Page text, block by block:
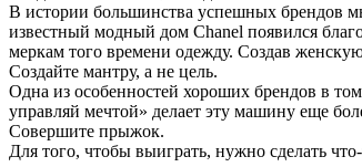
В истории большинства успешных брендов
известный модный дом Chanel появился
меркам того времени одежду. Создав
Создайте мантру, а не цель.
Одна из особенностей хороших брендов в
управляй мечтой» делает эту машину еще
Совершите прыжок.
Для того, чтобы выиграть, нужно сделать